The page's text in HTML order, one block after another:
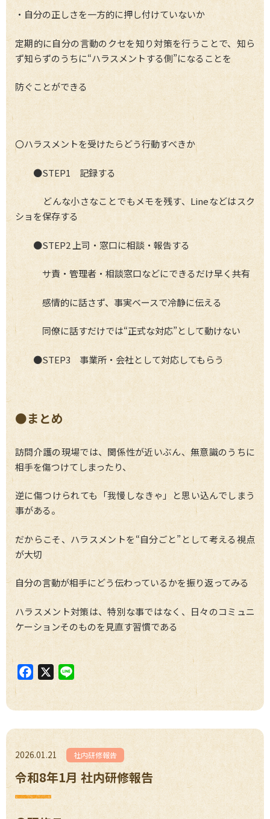
・自分の正しさを一方的に押し付けていないか
定期的に自分の言動のクセを知り対策を行うことで、知ら
ず知らずのうちに“ハラスメントする側”になることを
防ぐことができる
〇ハラスメントを受けたらどう行動すべきか
●STEP1 記録する
どんな小さなことでもメモを残す、Lineなどはスク
ショを保存する
●STEP2 上司・窓口に相談・報告する
サ責・管理者・相談窓口などにできるだけ早く共有
感情的に話さず、事実ベースで冷静に伝える
同僚に話すだけでは“正式な対応”として動けない
●STEP3 事業所・会社として対応してもらう
●まとめ
訪問介護の現場では、関係性が近いぶん、無意識のうちに
相手を傷つけてしまったり、
逆に傷つけられても「我慢しなきゃ」と思い込んでしまう
事がある。
だからこそ、ハラスメントを“自分ごと”として考える視点
が大切
自分の言動が相手にどう伝わっているかを振り返ってみる
ハラスメント対策は、特別な事ではなく、日々のコミュニ
ケーションそのものを見直す習慣である
F
c
b
o
k
i
n
2026.01.21 社内研修報告
令和8年1月 社内研修報告